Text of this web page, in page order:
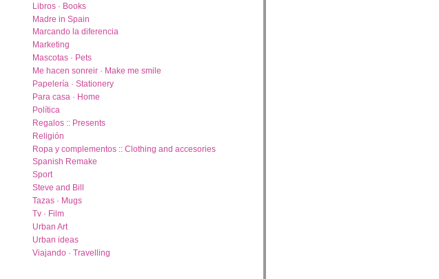
Libros · Books
Madre in Spain
Marcando la diferencia
Marketing
Mascotas · Pets
Me hacen sonreir · Make me smile
Papelería · Stationery
Para casa · Home
Política
Regalos :: Presents
Religión
Ropa y complementos :: Clothing and accesories
Spanish Remake
Sport
Steve and Bill
Tazas · Mugs
Tv · Film
Urban Art
Urban ideas
Viajando · Travelling